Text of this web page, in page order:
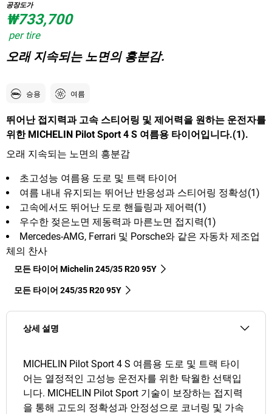
6
공장도가
₩733,700
per tire
오래 지속되는 노면의 흥분감.
승용 여름
뛰어난 접지력과 고속 스티어링 및 제어력을 원하는 운전자를
위한 MICHELIN Pilot Sport 4 S 여름용 타이어입니다.(1).
오래 지속되는 노면의 흥분감
초고성능 여름용 도로 및 트랙 타이어
여름 내내 유지되는 뛰어난 반응성과 스티어링 정확성(1)
고속에서도 뛰어난 도로 핸들링과 제어력(1)
우수한 젖은노면 제동력과 마른노면 접지력(1)
Mercedes-AMG, Ferrari 및 Porsche와 같은 자동차 제조업
체의 찬사
모든 타이어 Michelin 245/35 R20 95Y
모든 타이어‎ 245/35 R20 95Y
상세 설명
MICHELIN Pilot Sport 4 S 여름용 도로 및 트랙 타이
어는 열정적인 고성능 운전자를 위한 탁월한 선택입
니다. MICHELIN Pilot Sport 기술이 보장하는 접지력
을 통해 고도의 정확성과 안정성으로 코너링 및 가속